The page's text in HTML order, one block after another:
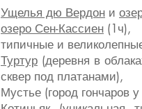
Ущелья дю Вердон и
озеро Сен-Кассиен (1ч),
типичные и
Туртур (деревня в
сквер под платанами),
Мустье (город гончаров